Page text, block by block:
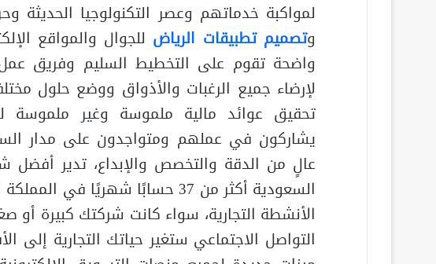
لمواكبة خدماتهم وعصر التكنولوجيا الحديثة
وتصميم تطبيقات الرياض للجوال والمواقع
واضحة تقوم على التخطيط السليم وفريق عمل
لإرضاء جميع الرغبات والأذواق ووضع حلول
تحقيق عوائد مالية ملموسة وغير ملموسة
يشاركون في عملهم ومتواجدون على مدار
عالٍ من الدقة والتخصص والإبداع، تدير أفضل
السعودية أكثر من 37 حسابًا شهريًا
الأنشطة التجارية، سواء كانت شركتك كبيرة أو
التواصل الاجتماعي ستغير حياتك التجارية إلى